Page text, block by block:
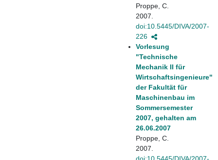
Proppe, C.
2007.
doi:10.5445/DIVA/2007-
226
Vorlesung
"Technische
Mechanik II für
Wirtschaftsingenieure"
der Fakultät für
Maschinenbau im
Sommersemester
2007, gehalten am
26.06.2007
Proppe, C.
2007.
doi:10.5445/DIVA/2007-